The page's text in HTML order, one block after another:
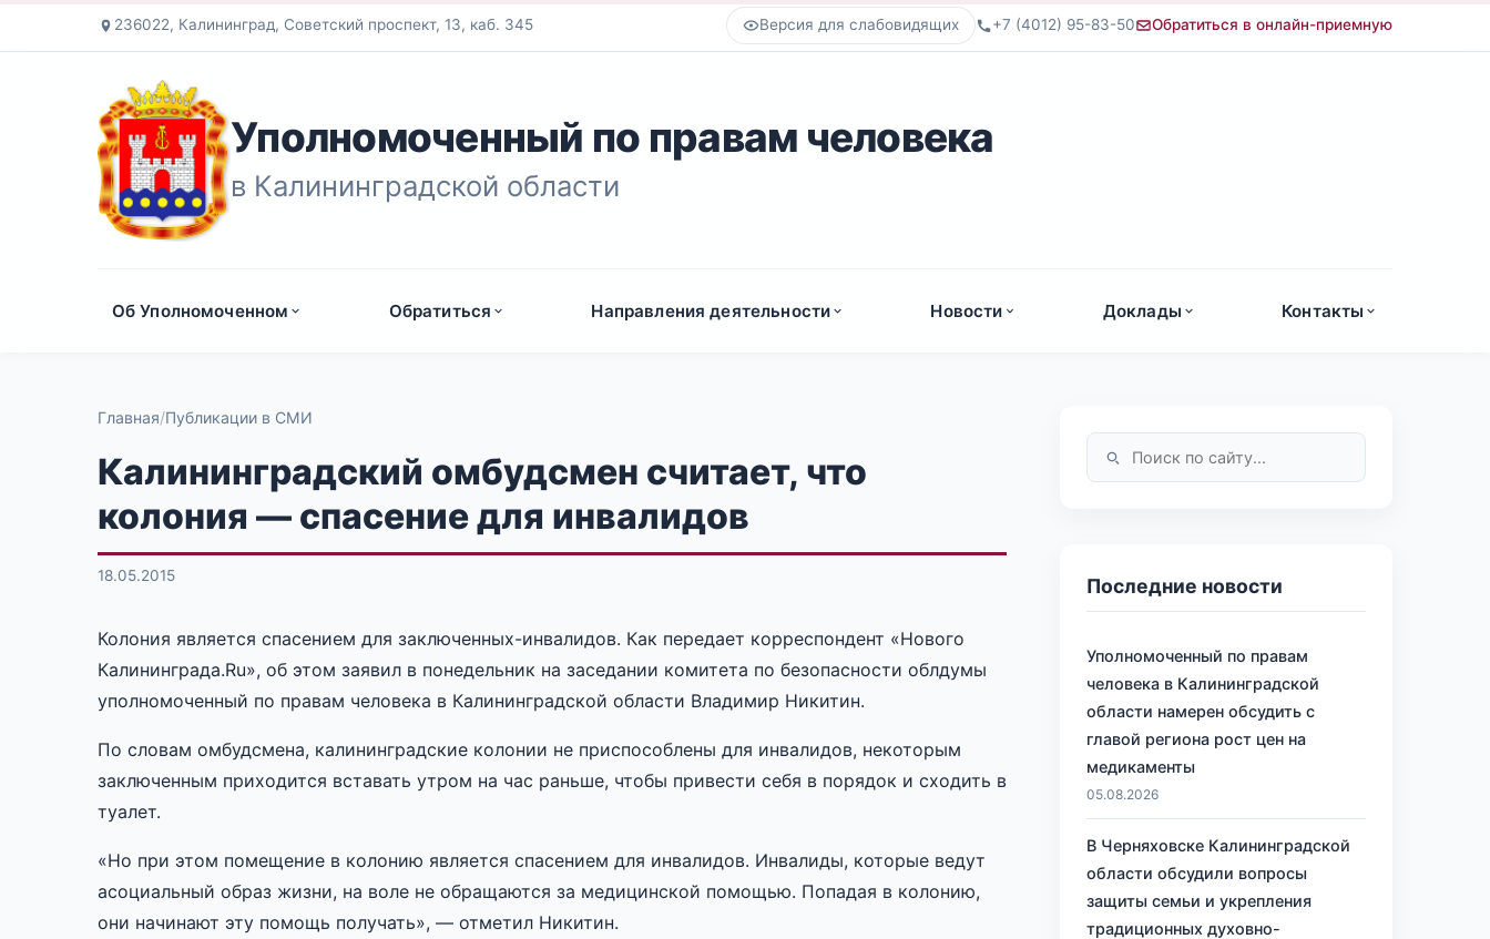
236022, Калининград, Советский проспект, 13, каб. 345 Версия для слабовидящих +7 (4012) 95-83-50 Обратиться в онлайн-приемную
Уполномоченный по правам человека
в Калининградской области
Об Уполномоченном Обратиться Направления деятельности Новости Доклады Контакты
Главная Публикации в СМИ
Калининградский омбудсмен считает, что
колония — спасение для инвалидов
18.05.2015
Колония является спасением для заключенных-инвалидов. Как передает корреспондент «Нового
Калининграда.Ru», об этом заявил в понедельник на заседании комитета по безопасности облдумы
уполномоченный по правам человека в Калининградской области Владимир Никитин.
По словам омбудсмена, калининградские колонии не приспособлены для инвалидов, некоторым
заключенным приходится вставать утром на час раньше, чтобы привести себя в порядок и сходить в
туалет.
«Но при этом помещение в колонию является спасением для инвалидов. Инвалиды, которые ведут
асоциальный образ жизни, на воле не обращаются за медицинской помощью. Попадая в колонию,
они начинают эту помощь получать», — отметил Никитин.
Последние новости
Уполномоченный по правам
человека в Калининградской
области намерен обсудить с
главой региона рост цен на
медикаменты
05.08.2026
В Черняховске Калининградской
области обсудили вопросы
защиты семьи и укрепления
традиционных духовно-